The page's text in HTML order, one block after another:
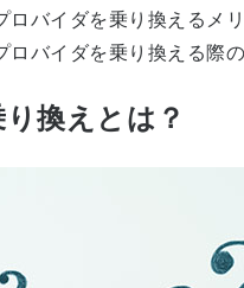
ロバイダを乗り換えるメ
ロバイダを乗り換える際
換えとは？